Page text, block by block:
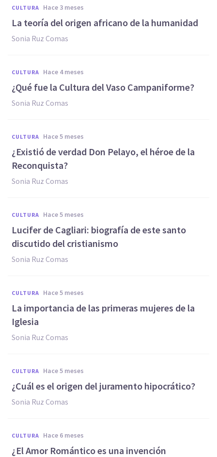
CULTURA hace 3 meses
La teoría del origen africano de la humanidad
Sonia Ruz Comas
CULTURA hace 4 meses
¿Qué fue la Cultura del Vaso Campaniforme?
Sonia Ruz Comas
CULTURA hace 5 meses
¿Existió de verdad Don Pelayo, el héroe de la
Reconquista?
Sonia Ruz Comas
CULTURA hace 5 meses
Lucifer de Cagliari: biografía de este santo
discutido del cristianismo
Sonia Ruz Comas
CULTURA hace 5 meses
La importancia de las primeras mujeres de la
Iglesia
Sonia Ruz Comas
CULTURA hace 5 meses
¿Cuál es el origen del juramento hipocrático?
Sonia Ruz Comas
CULTURA hace 6 meses
¿El Amor Romántico es una invención